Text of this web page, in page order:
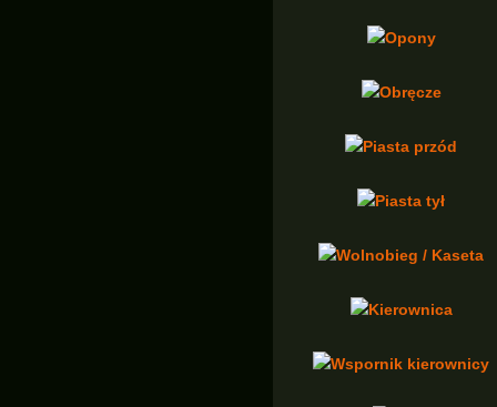
Opony
Obręcze
Piasta przód
Piasta tył
Wolnobieg / Kaseta
Kierownica
Wspornik kierownicy